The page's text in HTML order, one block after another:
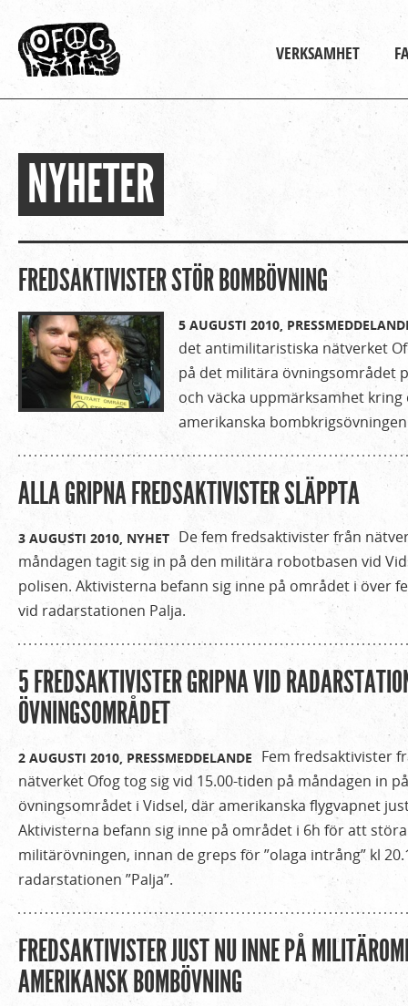
Huvudmeny
VERKSAMHET
Du
är
här
Hem
Ofog
Nyheter
NYHETER
FREDSAKTIVISTER STÖR BOMBÖVNING
5 AUGUSTI 2010,
det antimilitaristiska nätverket
på det militära övningsområdet
och väcka uppmärksamhet kring
amerikanska
ALLA GRIPNA FREDSAKTIVISTER SLÄPPTA
3 AUGUSTI 2010, NYHET De fem fredsaktivister från
måndagen tagit sig in på den militära robotbasen vid
polisen. Aktivisterna befann sig inne på området i över
vid radarstationen Palja.
5 FREDSAKTIVISTER GRIPNA VID
ÖVNINGSOMRÅDET
2 AUGUSTI 2010, PRESSMEDDELANDE
Fem fredsaktivister
nätverket Ofog tog sig vid 15.00-tiden på måndagen in
övningsområdet i Vidsel, där amerikanska flygvapnet
Aktivisterna befann sig inne på området i 6h för att
militärövningen, innan de greps för ”olaga intrång” kl
radarstationen ”Palja”.
FREDSAKTIVISTER JUST NU INNE PÅ
AMERIKANSK BOMBÖVNING